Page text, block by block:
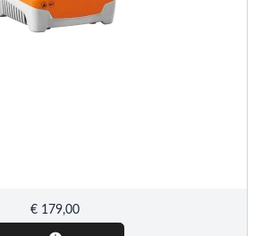
€ 179,00